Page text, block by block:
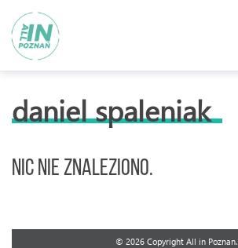
daniel spaleniak
Nic nie znaleziono.
© 2026 Copyright All in Poznan.